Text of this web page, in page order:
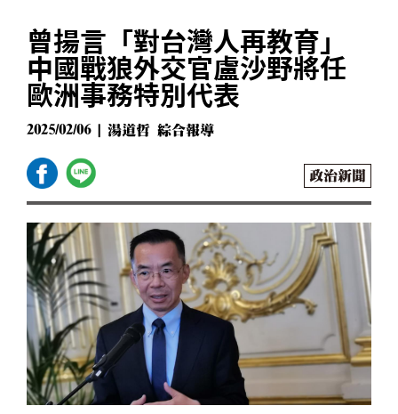
曾揚言「對台灣人再教育」
中國戰狼外交官盧沙野將任
歐洲事務特別代表
2025/02/06 | 湯道哲 綜合報導
政治新聞